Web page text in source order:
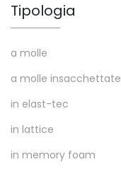
Tipologia
a molle
a molle insacchettate
in elast-tec
in lattice
in memory foam